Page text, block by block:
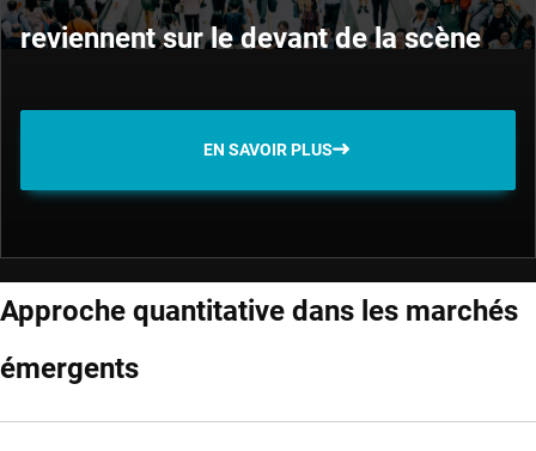
reviennent sur le devant de la scène
EN SAVOIR PLUS
Approche quantitative dans les marchés
émergents